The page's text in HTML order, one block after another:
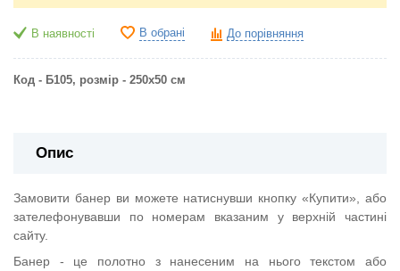
В наявності В обрані До порівняння
Код - Б105, розмір - 250х50 см
Опис
Замовити банер ви можете натиснувши кнопку «Купити», або
зателефонувавши по номерам вказаним у верхній частині
сайту.
Банер - це полотно з нанесеним на нього текстом або